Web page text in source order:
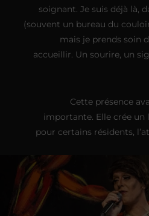
soignant. Je suis déjà là,
(souvent un bureau du
mais je prends soin
accueillir. Un sourire, un
Cette présence
importante. Elle crée un
pour certains résidents,